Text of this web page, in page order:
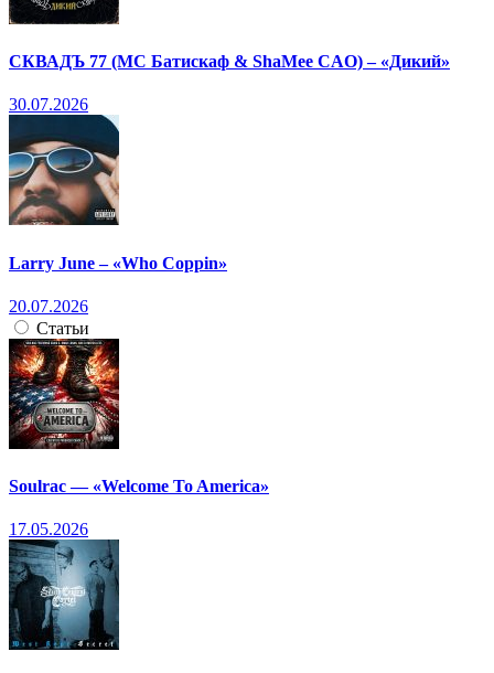
СКВАДЪ 77 (МС Батискаф & ShaMee CAO) – «Дикий»
30.07.2026
Larry June – «Who Coppin»
20.07.2026
Статьи
Soulrac — «Welcome To America»
17.05.2026